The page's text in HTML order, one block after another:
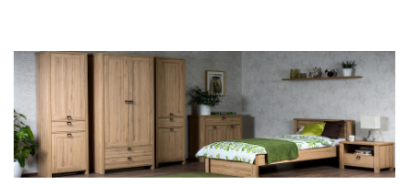
cm
SZÉLESSÉG
cm